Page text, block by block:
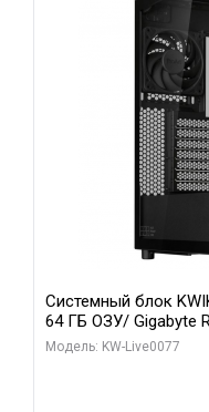
Системный блок
64 ГБ ОЗУ/ Gigabyte
16GB GDDR7 256b/
Модель: KW-Live0077